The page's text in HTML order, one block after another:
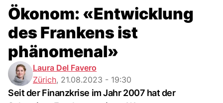
Ökonom: «Entwicklung
des Frankens ist
phänomenal»
Laura Del Favero
Zürich, 21.08.2023 - 19:30
Seit der Finanzkrise im Jahr 2007 hat der